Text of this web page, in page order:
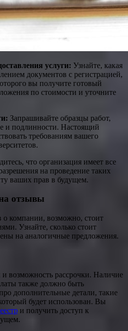
услуги: Узнайте, какая
документов с регистрацией,
вы получите готовый
по стоимости и уточните
Запрашивайте образцы работ,
и подлинности. Настоящий
требованиям вашего
что организация имеет все
на проведение таких
ваших прав в будущем.
отзывы
о компании, возможно, стоит
Узнайте, сколько стоит
на аналогичные предложения.
возможность рассрочки. Наличие
также должно быть
дополнительные детали, такие
будет использован. Вы
и получить доступ к